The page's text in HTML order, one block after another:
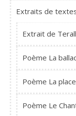
Extraits de
Extrait de
Poème La
Poème La
Poème Le